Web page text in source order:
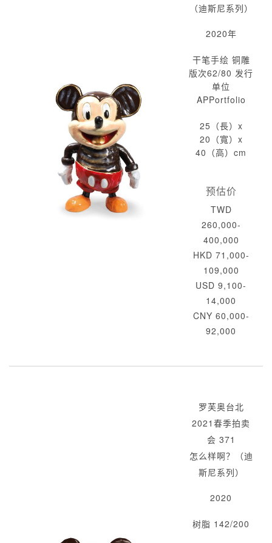
（迪斯尼系列）
2020年
干笔手绘 铜雕
版次62/80 发行
单位
APPortfolio
25（長）x
20（寬）x
40（高）cm
预估价
TWD
260,000-
400,000
HKD 71,000-
109,000
USD 9,100-
14,000
CNY 60,000-
92,000
罗芙奥台北
2021春季拍卖
会 371
怎么样啊？（迪
斯尼系列）
2020
树脂 142/200